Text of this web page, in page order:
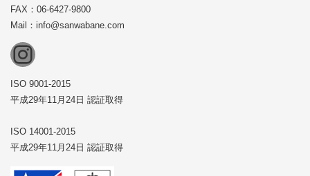
FAX：06-6427-9800
Mail：info@sanwabane.com
Instagram
ISO 9001-2015
平成29年11月24日 認証取得
ISO 14001-2015
平成29年11月24日 認証取得